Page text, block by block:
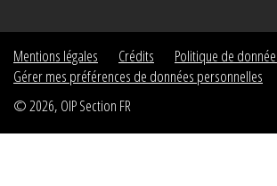
Mentions légales Crédits
Politique de
Gérer mes préférences de données personnelles
© 2026, OIP Section FR